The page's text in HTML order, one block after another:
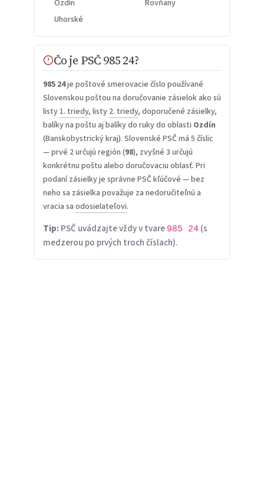
Ozdín
Uhorské
Rovňany
Čo je PSČ 985 24?
985 24je poštové smerovacie číslo používané
Slovenskou poštou na doručovanie zásielok ako sú
listy 1. triedy, listy 2. triedy, doporučené zásielky,
balíky na poštu aj balíky do ruky do oblasti Ozdín
(Banskobystrický kraj). Slovenské PSČ má 5 číslic
— prvé 2 určujú región (98), zvyšné 3 určujú
konkrétnu poštu alebo doručovaciu oblasť. Pri
podaní zásielky je správne PSČ kľúčové — bez
neho sa zásielka považuje za nedoručiteľnú a
vracia sa odosielateľovi.
Tip:PSČ uvádzajte vždy v tvare 985 24(s
medzerou po prvých troch číslach).